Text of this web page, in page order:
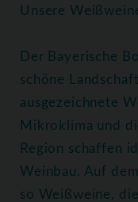
Unsere
Der Bayerische
schöne
ausgezeichnete
Mikroklima und
Region schaffen
Weinbau. Auf
so Weißweine,